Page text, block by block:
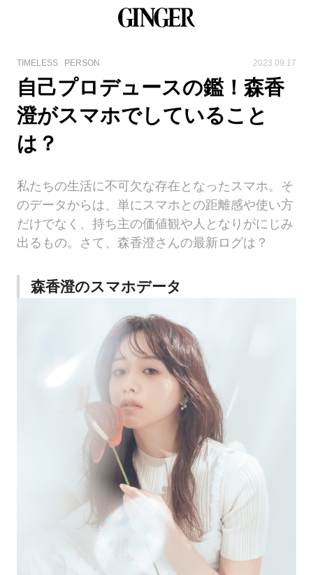
TIMELESS PERSON 2023.09.17
自己プロデュースの鑑！森香
澄がスマホでしていること
は？
私たちの生活に不可欠な存在となったスマホ。そ
のデータからは、単にスマホとの距離感や使い方
だけでなく、持ち主の価値観や人となりがにじみ
出るもの。さて、森香澄さんの最新ログは？
森香澄のスマホデータ